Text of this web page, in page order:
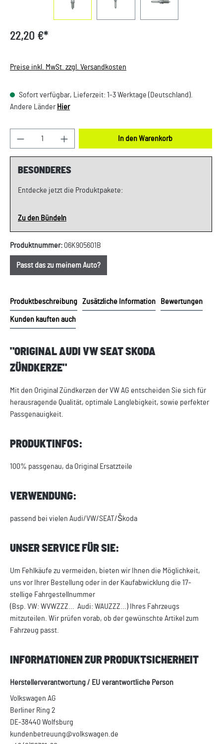
22,20 €*
Preise inkl. MwSt. zzgl. Versandkosten
Sofort verfügbar, Lieferzeit: 1-3 Werktage (Deutschland).
Andere Länder Hier
Produkt Anzahl: Gib den gewünschten Wert ein
In den Warenkorb
BESONDERES
Entdecke jetzt die Produktpakete:
Zu den Bündeln
Produktnummer: 06K905601B
Passt das zu meinem Auto?
Produktbeschreibung Zusätzliche Information Bewertungen
Kunden kauften auch
"ORIGINAL AUDI VW SEAT SKODA
ZÜNDKERZE"
Mit den Original Zündkerzen der VW AG entscheiden Sie sich für
herausragende Qualität, optimale Langlebigkeit, sowie perfekter
Passgenauigkeit.
PRODUKTINFOS:
100% passgenau, da Original Ersatzteile
VERWENDUNG:
passend bei vielen Audi/VW/SEAT/Škoda
UNSER SERVICE FÜR SIE:
Um Fehlkäufe zu vermeiden, bieten wir Ihnen die Möglichkeit,
uns vor Ihrer Bestellung oder in der Kaufabwicklung die 17-
stellige Fahrgestellnummer
(Bsp. VW: WVWZZZ... Audi: WAUZZZ...) Ihres Fahrzeugs
mitzuteilen. Wir prüfen vorab, ob der gewünschte Artikel zum
Fahrzeug passt.
INFORMATIONEN ZUR PRODUKTSICHERHEIT
Herstellerverantwortung / EU verantwortliche Person
Volkswagen AG
Berliner Ring 2
DE-38440 Wolfsburg
kundenbetreuung@volkswagen.de